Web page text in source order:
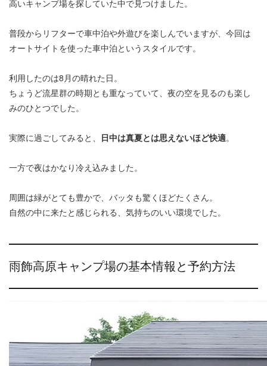
高いキャンプ場を探していた中で見つけました。
普段からリフターで車中泊や外遊びを楽しんでいますが、今回は
オートサイトを使った車中泊というスタイルです。
利用したのは8月の晴れた日。
ちょうど流星群の時期とも重なっていて、夜の空を見るのも楽し
みのひとつでした。
実際に過ごしてみると、 日中は真夏とは思えないほど快適。
一方で夜はかなり冷え込みました。
周囲は緑がとても豊かで、バッタも驚くほどたくさん。
自然の中に来たと感じられる、気持ちのいい環境でした。
雨飾高原キャンプ場の基本情報と予約方法